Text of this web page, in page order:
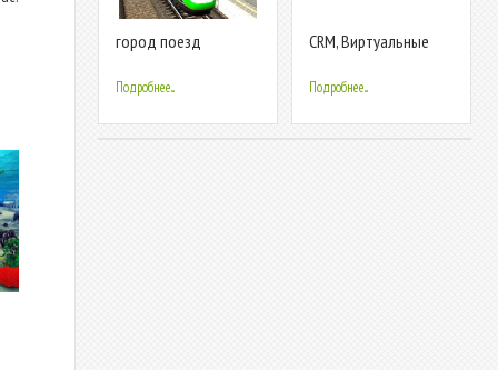
город поезд
2019 поезд игры
Подробнее...
CRM, Виртуальные
бизнеса (18+)
Подробнее...